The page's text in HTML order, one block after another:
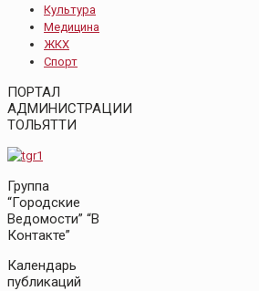
Культура
Медицина
ЖКХ
Спорт
ПОРТАЛ
АДМИНИСТРАЦИИ
ТОЛЬЯТТИ
Группа
“Городские
Ведомости” “В
Контакте”
Календарь
публикаций